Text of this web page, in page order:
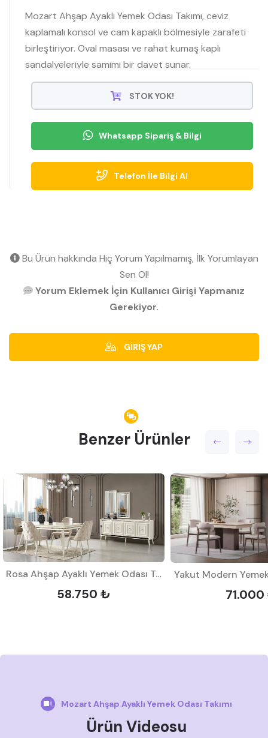
Mozart Ahşap Ayaklı Yemek Odası Takımı, ceviz
kaplamalı konsol ve cam kapaklı bölmesiyle zarafeti
birleştiriyor. Oval masası ve rahat kumaş kaplı
sandalyeleriyle samimi bir davet sunar.
STOK YOK!
Whatsapp Sipariş & Bilgi
Telefon İle Bilgi Al
Bu Ürün hakkında Hiç Yorum Yapılmamış, İlk Yorumlayan
Sen Ol!
Yorum Eklemek İçin Kullanıcı Girişi Yapmanız
Gerekiyor.
GİRİŞ YAP
Benzer Ürünler
Rosa Ahşap Ayaklı Yemek Odası Takımı
58.750 ₺
Yakut Modern Yemek
Mozart Ahşap Ayaklı Yemek Odası Takımı
Ürün Videosu